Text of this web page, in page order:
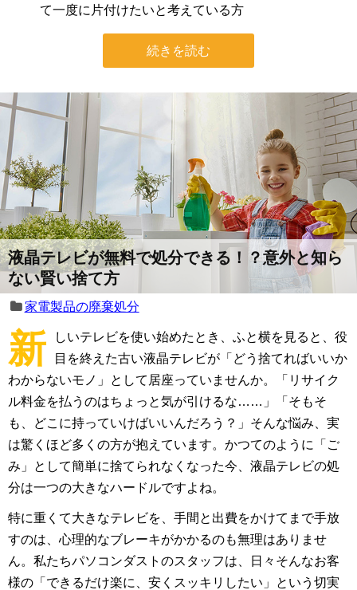
て一度に片付けたいと考えている方
続きを読む
液晶テレビが無料で処分できる！？意外と知ら
ない賢い捨て方
家電製品の廃棄処分
新
しいテレビを使い始めたとき、ふと横を見ると、役
目を終えた古い液晶テレビが「どう捨てればいいか
わからないモノ」として居座っていませんか。「リサイク
ル料金を払うのはちょっと気が引けるな……」「そもそ
も、どこに持っていけばいいんだろう？」そんな悩み、実
は驚くほど多くの方が抱えています。かつてのように「ご
み」として簡単に捨てられなくなった今、液晶テレビの処
分は一つの大きなハードルですよね。
特に重くて大きなテレビを、手間と出費をかけてまで手放
すのは、心理的なブレーキがかかるのも無理はありませ
ん。私たちパソコンダストのスタッフは、日々そんなお客
様の「できるだけ楽に、安くスッキリしたい」という切実